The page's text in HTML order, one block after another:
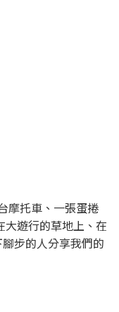
摩托車、一張蛋捲
大遊行的草地上、在
步的人分享我們的